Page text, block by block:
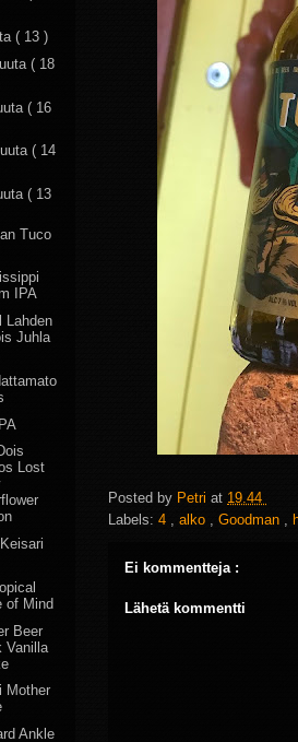
Posted by Petri at 19.44
Labels: 4 alko Goodman
Ei kommentteja :
Lähetä kommentti
( 13 )
( 18
( 16
( 14
( 13
Tuco
IPA
Lahden
Juhla
Lost
of Mind
Beer
Vanilla
Mother
Ankle